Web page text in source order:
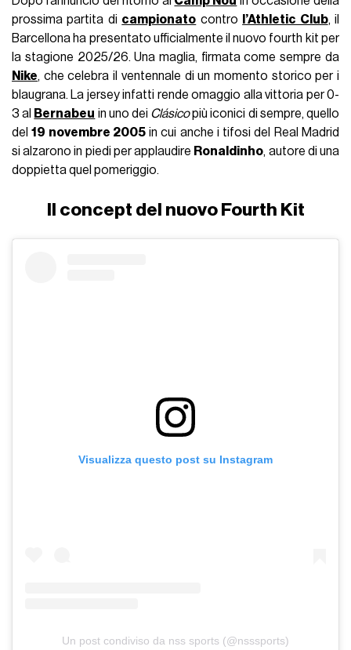
prossima partita di campionato contro l’Athletic Club, il
Barcellona ha presentato ufficialmente il nuovo fourth kit per
la stagione 2025/26. Una maglia, firmata come sempre da
Nike, che celebra il ventennale di un momento storico per i
blaugrana. La jersey infatti rende omaggio alla vittoria per 0-
3 al Bernabeu in uno dei Clásicopiù iconici di sempre, quello
del19 novembre 2005in cui anche i tifosi del Real Madrid
si alzarono in piedi per applaudire Ronaldinho, autore di una
doppietta quel pomeriggio.
Il concept del nuovo Fourth Kit
Visualizza questo post su Instagram
Un post condiviso da nss sports (@nsssports)